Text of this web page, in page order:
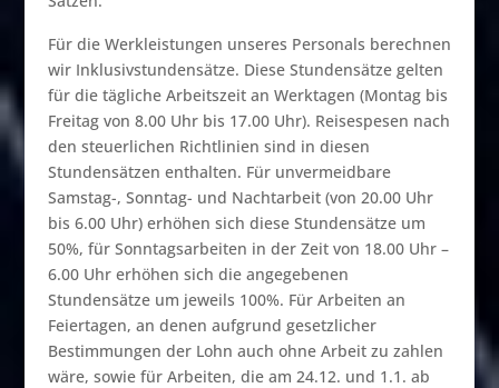
Für die Werkleistungen unseres Personals berechnen
wir Inklusivstundensätze. Diese Stundensätze gelten
für die tägliche Arbeitszeit an Werktagen (Montag bis
Freitag von 8.00 Uhr bis 17.00 Uhr). Reisespesen nach
den steuerlichen Richtlinien sind in diesen
Stundensätzen enthalten. Für unvermeidbare
Samstag-, Sonntag- und Nachtarbeit (von 20.00 Uhr
bis 6.00 Uhr) erhöhen sich diese Stundensätze um
50%, für Sonntagsarbeiten in der Zeit von 18.00 Uhr –
6.00 Uhr erhöhen sich die angegebenen
Stundensätze um jeweils 100%. Für Arbeiten an
Feiertagen, an denen aufgrund gesetzlicher
Bestimmungen der Lohn auch ohne Arbeit zu zahlen
wäre, sowie für Arbeiten, die am 24.12. und 1.1. ab